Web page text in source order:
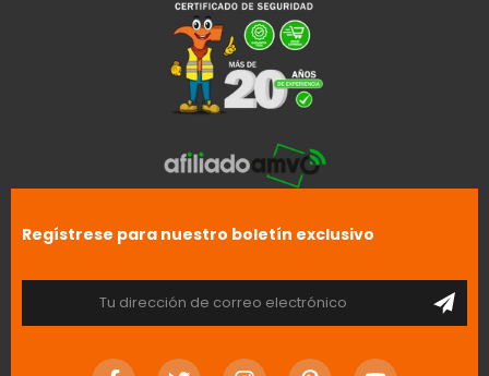
Regístrese para nuestro boletín exclusivo